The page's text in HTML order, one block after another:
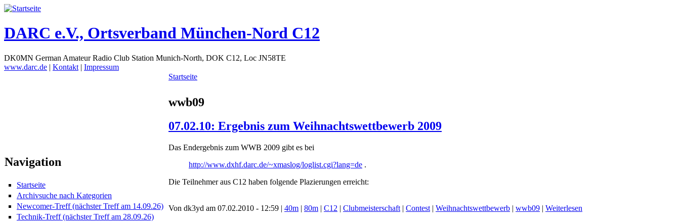
DARC e.V., Ortsverband München-Nord C12
DK0MN German Amateur Radio Club Station Munich-North, DOK C12, Loc JN58TE
www.darc.de | Kontakt | Impressum
Navigation
Startseite
Archivsuche nach Kategorien
Newcomer-Treff (nächster Treff am 14.09.26)
Technik-Treff (nächster Treff am 28.09.26)
Startseite
wwb09
07.02.10: Ergebnis zum Weihnachtswettbewerb 2009
Das Endergebnis zum WWB 2009 gibt es bei
http://www.dxhf.darc.de/~xmaslog/loglist.cgi?lang=de .
Die Teilnehmer aus C12 haben folgende Plazierungen erreicht:
Von dk3yd am 07.02.2010 - 12:59 | 40m | 80m | C12 | Clubmeisterschaft | Contest | Weihnachtswettbewerb | wwb09 | Weiterlesen